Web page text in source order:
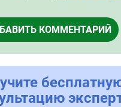
КОММЕНТАРИЙ